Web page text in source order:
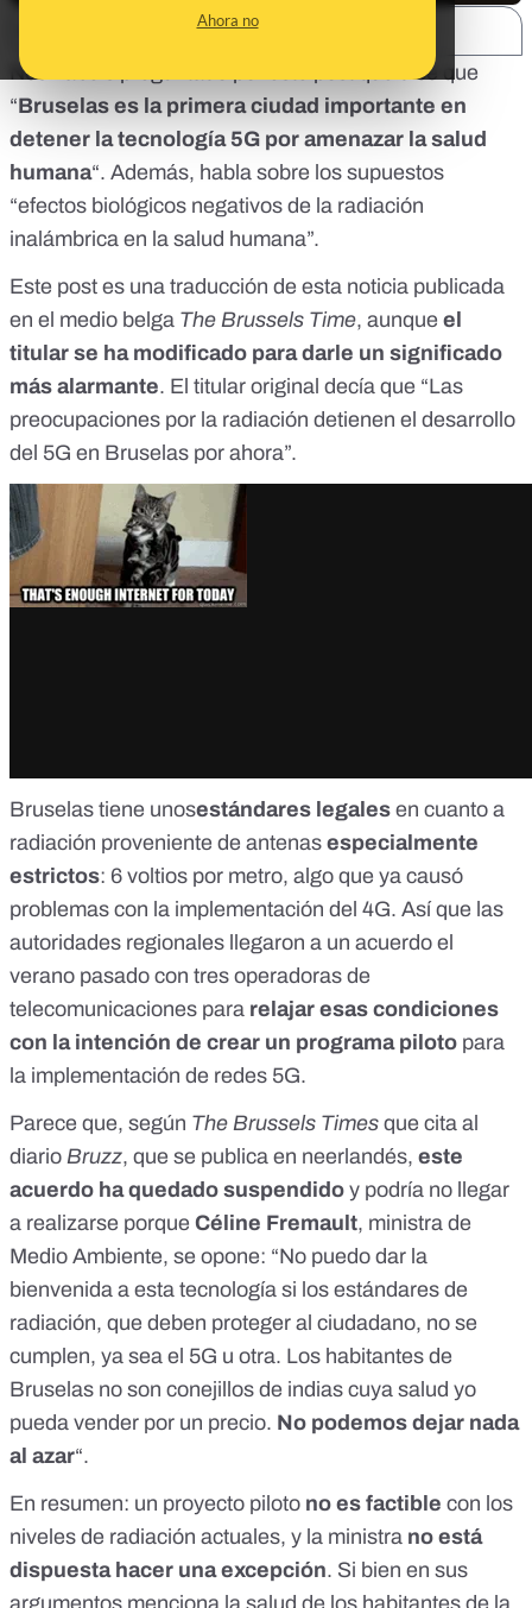
Ahora no
Nos habéis preguntado por
que dice que
“Bruselas es la primera ciudad importante en
detener la tecnología 5G por amenazar la salud
humana“. Además, habla sobre los supuestos
“efectos biológicos negativos de la radiación
inalámbrica en la salud humana”.
Este post es una traducción de esta noticia publicada
en el medio belga The Brussels Time, aunque el
titular se ha modificado para darle un significado
más alarmante. El titular original decía que “Las
preocupaciones por la radiación detienen el desarrollo
del 5G en Bruselas por ahora”.
Bruselas tiene unosestándares legales en cuanto a
radiación proveniente de antenas especialmente
estrictos: 6 voltios por metro, algo que ya causó
problemas con la implementación del 4G. Así que las
autoridades regionales llegaron a un acuerdo el
verano pasado con tres operadoras de
telecomunicaciones para relajar esas condiciones
con la intención de crear un programa piloto para
la implementación de redes 5G.
Parece que, según The Brussels Times que cita al
diario Bruzz, que se publica en neerlandés, este
acuerdo ha quedado suspendido y podría no llegar
a realizarse porque Céline Fremault, ministra de
Medio Ambiente, se opone: “No puedo dar la
bienvenida a esta tecnología si los estándares de
radiación, que deben proteger al ciudadano, no se
cumplen, ya sea el 5G u otra. Los habitantes de
Bruselas no son conejillos de indias cuya salud yo
pueda vender por un precio. No podemos dejar nada
al azar“.
En resumen: un proyecto piloto no es factible con los
niveles de radiación actuales, y la ministra no está
dispuesta hacer una excepción. Si bien en sus